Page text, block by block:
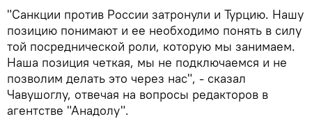
"Санкции против России затронули и Турцию. Нашу
позицию понимают и ее необходимо понять в силу
той посреднической роли, которую мы занимаем.
Наша позиция четкая, мы не подключаемся и не
позволим делать это через нас", - сказал
Чавушоглу, отвечая на вопросы редакторов в
агентстве "Анадолу".